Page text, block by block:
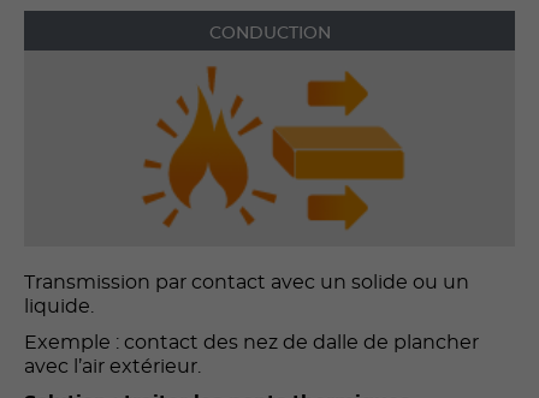
CONDUCTION
Transmission par contact avec un solide ou un
liquide.
Exemple : contact des nez de dalle de plancher
avec l’air extérieur.